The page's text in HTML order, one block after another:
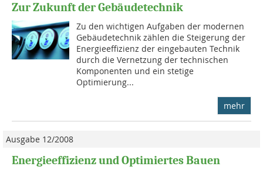
Zur Zukunft der Gebäudetechnik
Zu den wichtigen Aufgaben der modernen
Gebäudetechnik zählen die Steigerung der
Energieeffizienz der eingebauten Technik
durch die Vernetzung der technischen
Komponenten und ein stetige
Optimierung...
mehr
Ausgabe 12/2008
Energieeffizienz und Optimiertes Bauen